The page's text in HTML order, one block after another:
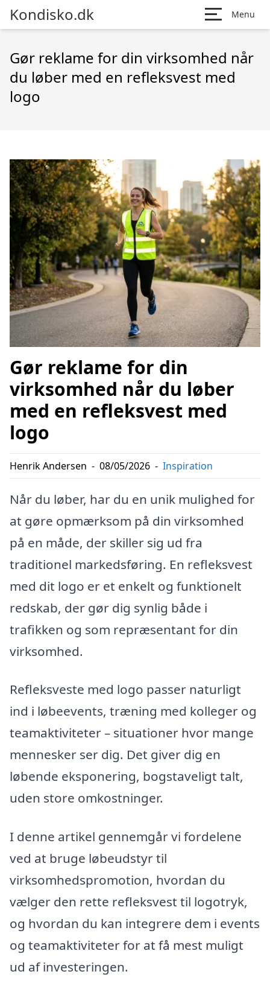
Kondisko.dk Menu
Gør reklame for din virksomhed når
du løber med en refleksvest med
logo
Gør reklame for din
virksomhed når du løber
med en refleksvest med
logo
Henrik Andersen - 08/05/2026 - Inspiration
Når du løber, har du en unik mulighed for
at gøre opmærksom på din virksomhed
på en måde, der skiller sig ud fra
traditionel markedsføring. En refleksvest
med dit logo er et enkelt og funktionelt
redskab, der gør dig synlig både i
trafikken og som repræsentant for din
virksomhed.
Refleksveste med logo passer naturligt
ind i løbeevents, træning med kolleger og
teamaktiviteter – situationer hvor mange
mennesker ser dig. Det giver dig en
løbende eksponering, bogstaveligt talt,
uden store omkostninger.
I denne artikel gennemgår vi fordelene
ved at bruge løbeudstyr til
virksomhedspromotion, hvordan du
vælger den rette refleksvest til logotryk,
og hvordan du kan integrere dem i events
og teamaktiviteter for at få mest muligt
ud af investeringen.